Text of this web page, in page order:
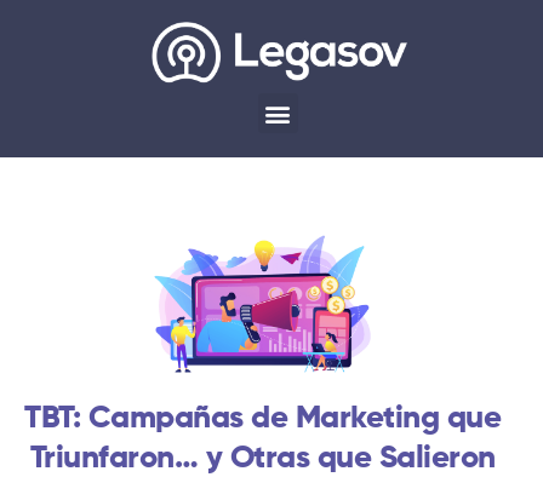
TBT: Campañas de Marketing que
Triunfaron… y Otras que Salieron